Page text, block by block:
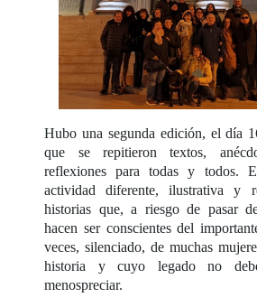
Hubo una segunda edición, el día
que se repitieron textos,
reflexiones para todas y todos.
actividad diferente, ilustrativa y
historias que, a riesgo de pasar
hacen ser conscientes del
veces, silenciado, de muchas
historia y cuyo legado no
menospreciar.